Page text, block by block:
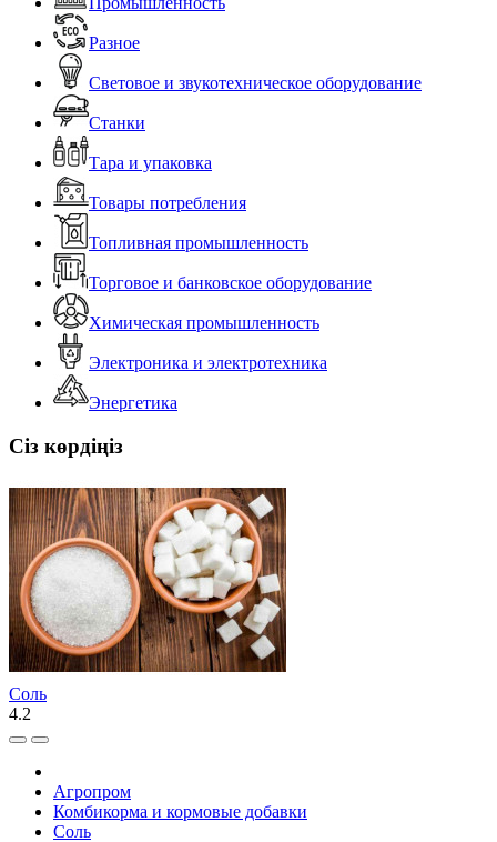
Разное
Световое и звукотехническое оборудование
Станки
Тара и упаковка
Товары потребления
Топливная промышленность
Торговое и банковское оборудование
Химическая промышленность
Электроника и электротехника
Энергетика
Сіз көрдіңіз
Соль
4.2
Агропром
Комбикорма и кормовые добавки
Соль